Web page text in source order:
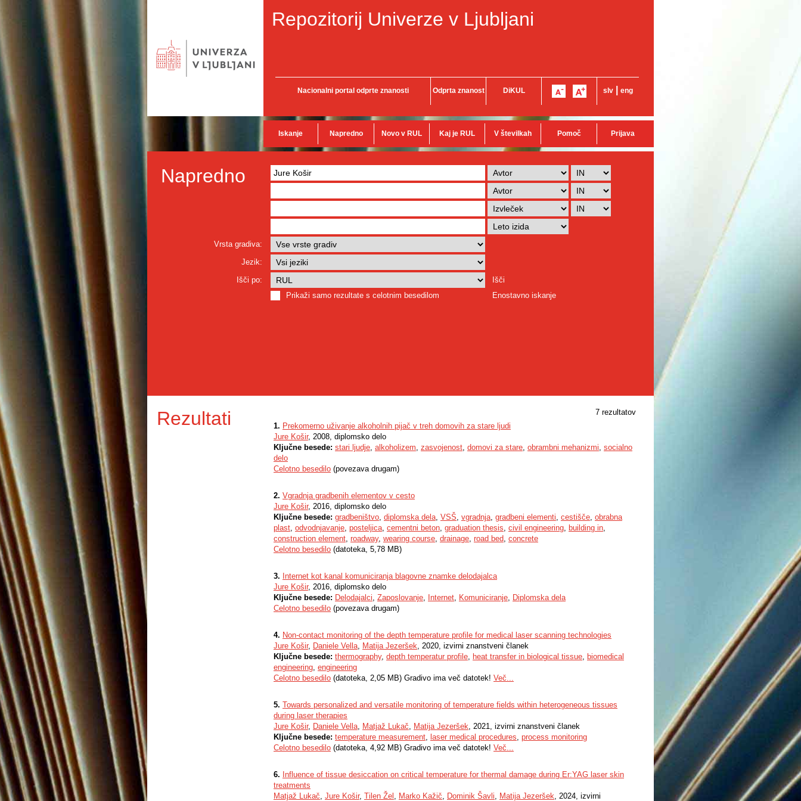
Repozitorij Univerze v Ljubljani
Nacionalni portal odprte znanosti Odprta znanost DiKUL slv eng
Iskanje Napredno Novo v RUL Kaj je RUL V številkah Pomoč Prijava
Napredno
Vrsta gradiva:
Jezik:
Išči po:
Išči
Prikaži samo rezultate s celotnim besedilom
Enostavno iskanje
Rezultati
7 rezultatov
1. Prekomerno uživanje alkoholnih pijač v treh domovih za stare ljudi
Jure Košir, 2008, diplomsko delo
Ključne besede: stari ljudje, alkoholizem, zasvojenost, domovi za stare, obrambni mehanizmi, socialno
delo
Celotno besedilo (povezava drugam)
2. Vgradnja gradbenih elementov v cesto
Jure Košir, 2016, diplomsko delo
Ključne besede: gradbeništvo, diplomska dela, VSŠ, vgradnja, gradbeni elementi, cestišče, obrabna
plast, odvodnjavanje, posteljica, cementni beton, graduation thesis, civil engineering, building in,
construction element, roadway, wearing course, drainage, road bed, concrete
Celotno besedilo (datoteka, 5,78 MB)
3. Internet kot kanal komuniciranja blagovne znamke delodajalca
Jure Košir, 2016, diplomsko delo
Ključne besede: Delodajalci, Zaposlovanje, Internet, Komuniciranje, Diplomska dela
Celotno besedilo (povezava drugam)
4. Non-contact monitoring of the depth temperature profile for medical laser scanning technologies
Jure Košir, Daniele Vella, Matija Jezeršek, 2020, izvirni znanstveni članek
Ključne besede: thermography, depth temperatur profile, heat transfer in biological tissue, biomedical
engineering, engineering
Celotno besedilo (datoteka, 2,05 MB) Gradivo ima več datotek! Več...
5. Towards personalized and versatile monitoring of temperature fields within heterogeneous tissues
during laser therapies
Jure Košir, Daniele Vella, Matjaž Lukač, Matija Jezeršek, 2021, izvirni znanstveni članek
Ključne besede: temperature measurement, laser medical procedures, process monitoring
Celotno besedilo (datoteka, 4,92 MB) Gradivo ima več datotek! Več...
6. Influence of tissue desiccation on critical temperature for thermal damage during Er:YAG laser skin
treatments
Matjaž Lukač, Jure Košir, Tilen Žel , Marko Kažič, Dominik Šavli, Matija Jezeršek, 2024, izvirni